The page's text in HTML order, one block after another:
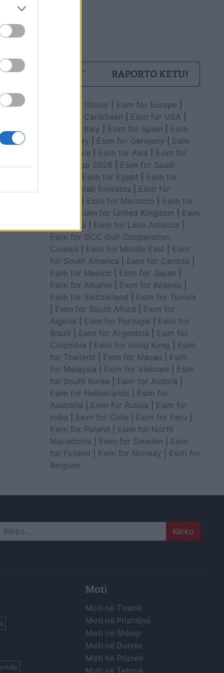
Esim for Global Esim for Europe
Esim for Caribbean
Esim for USA
Esim for Italy
Esim for Spain
Esim
for Turkey
Esim for Germany
Esim
for Greece
Esim for Asia
Esim for
World Cup 2026
Esim for Saudi
Esim for Egypt
Esim for
United Arab Emirates
Esim for
Esim for Morocco
Esim for
Esim for United Kingdom
Esim
for Africa
Esim for Latin America
Esim for GCC Gulf Cooperation
Council
Esim for Middle East
Esim
for South America
Esim for Canada
Esim for Mexico
Esim for Japan
Esim for Albania
Esim for Kosovo
Esim for Switzerland
Esim for Tunisia
Esim for South Africa
Esim for
Algeria
Esim for Portugal
Esim for
Brazil
Esim for Argentina
Esim for
Colombia
Esim for Hong Kong
Esim
for Thailand
Esim for Macau
Esim
for Malaysia
Esim for Vietnam
Esim
for South Korea
Esim for Austria
Esim for Netherlands
Esim for
Australia
Esim for Russia
Esim for
India
Esim for Chile Esim for Peru
Esim for Poland
Esim for North
Macedonia
Esim for Sweden
Esim
for Finland
Esim for Norway
Esim for
Belgium
Moti
Moti në Tiranë
Moti në Prishtinë
Moti në Shkup
Moti në Durrës
Moti në Prizren
Moti në Tetovë